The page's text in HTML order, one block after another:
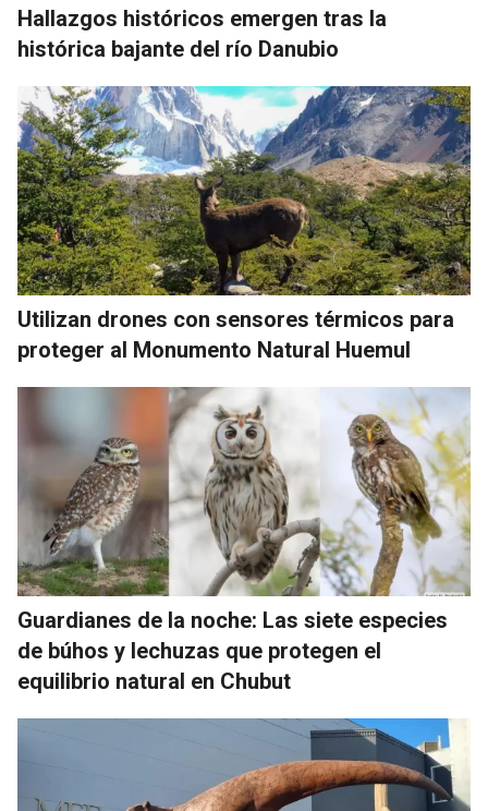
Hallazgos históricos emergen tras la
histórica bajante del río Danubio
Utilizan drones con sensores térmicos para
proteger al Monumento Natural Huemul
Guardianes de la noche: Las siete especies
de búhos y lechuzas que protegen el
equilibrio natural en Chubut